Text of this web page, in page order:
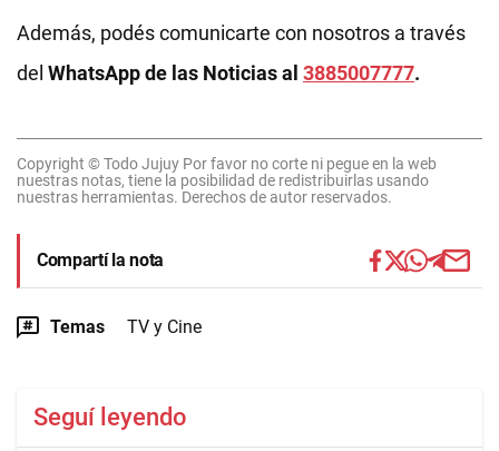
Además, podés comunicarte con nosotros a través
del WhatsApp de las Noticias al 3885007777.
Copyright © Todo Jujuy Por favor no corte ni pegue en la web
nuestras notas, tiene la posibilidad de redistribuirlas usando
nuestras herramientas. Derechos de autor reservados.
Compartí la nota
Temas TV y Cine
Seguí leyendo